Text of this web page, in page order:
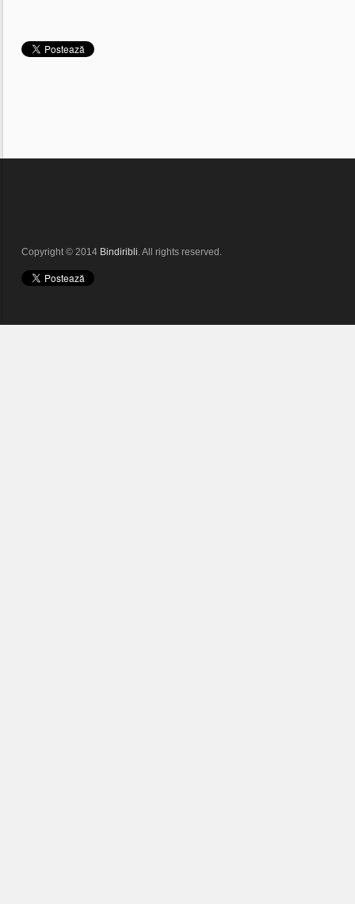
Copyright © 2014 Bindiribli. All rights reserved.